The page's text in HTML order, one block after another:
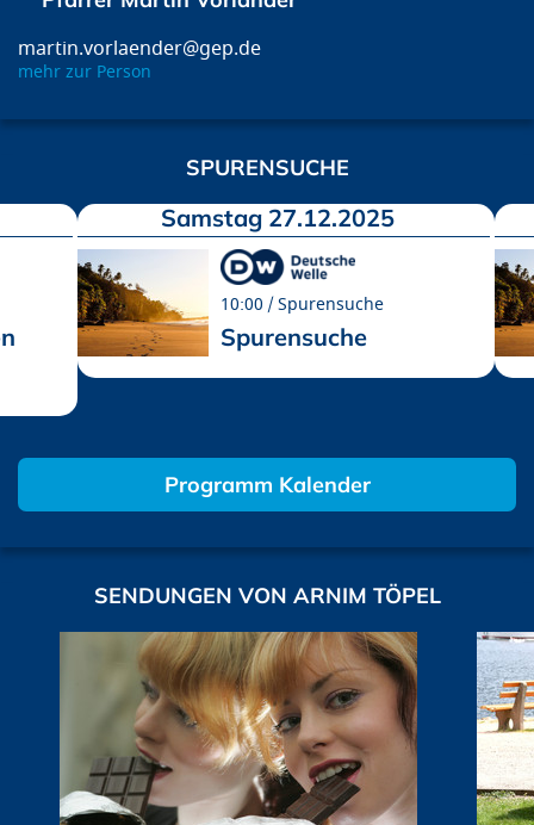
martin.vorlaender@gep.de
mehr zur Person
SPURENSUCHE
Samstag 27.12.2025
10:00 Spurensuche
Spurensuche
Programm Kalender
SENDUNGEN VON ARNIM TÖPEL